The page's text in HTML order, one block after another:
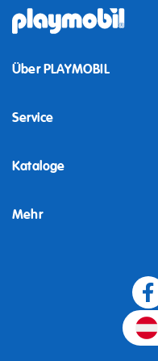
Über PLAYMOBIL
Service
Kataloge
Mehr